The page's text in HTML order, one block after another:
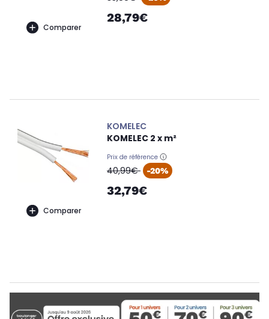
Comparer
28,79€
Comparer
KOMELEC
KOMELEC 2 x m²
Prix de référence
oldPrice
40,99€ -20%
32,79€